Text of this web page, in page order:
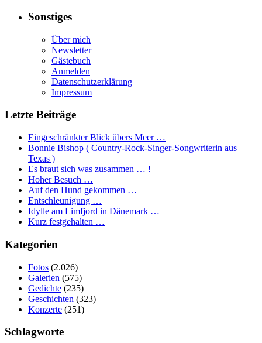
Sonstiges
Über mich
Newsletter
Gästebuch
Anmelden
Datenschutzerklärung
Impressum
Letzte Beiträge
Eingeschränkter Blick übers Meer …
Bonnie Bishop ( Country-Rock-Singer-Songwriterin aus
Texas )
Es braut sich was zusammen … !
Hoher Besuch …
Auf den Hund gekommen …
Entschleunigung …
Idylle am Limfjord in Dänemark …
Kurz festgehalten …
Kategorien
Fotos (2.026)
Galerien (575)
Gedichte (235)
Geschichten (323)
Konzerte (251)
Schlagworte